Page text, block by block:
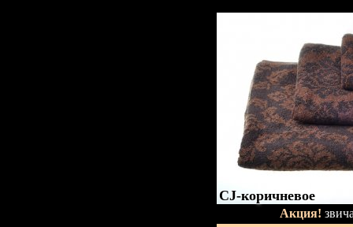
CJ-коричневое
Акция!